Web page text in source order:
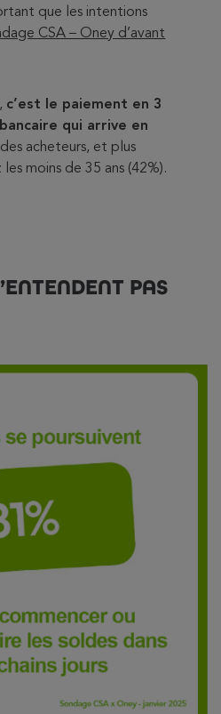
que les intentions
CSA – Oney d’avant
c’est le paiement en 3
qui arrive en
acheteurs, et plus
moins de 35 ans (42%).
PAS